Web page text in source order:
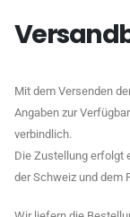
Mit dem Versenden
Angaben zur
verbindlich.
Die Zustellung erfolgt
der Schweiz und dem